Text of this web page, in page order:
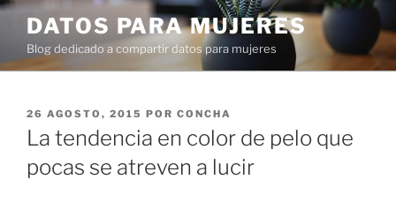
Ir
contenido
DATOS PARA MUJERES
Blog dedicado a compartir datos para mujeres
PUBLICADO
EN
26 AGOSTO, 2015 POR CONCHA
La tendencia en color de pelo que
pocas se atreven a lucir